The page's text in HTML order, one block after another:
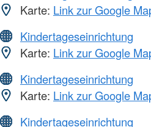
Karte: Link zur Google
Kindertageseinrichtung
Karte: Link zur Google
Kindertageseinrichtung
Karte: Link zur Google
Kindertageseinrichtung